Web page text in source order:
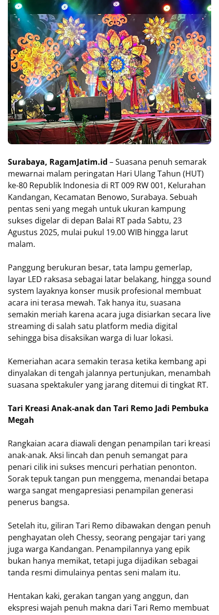
Surabaya, RagamJatim.id – Suasana penuh semarak
mewarnai malam peringatan Hari Ulang Tahun (HUT)
ke-80 Republik Indonesia di RT 009 RW 001, Kelurahan
Kandangan, Kecamatan Benowo, Surabaya. Sebuah
pentas seni yang megah untuk ukuran kampung
sukses digelar di depan Balai RT pada Sabtu, 23
Agustus 2025, mulai pukul 19.00 WIB hingga larut
malam.
Panggung berukuran besar, tata lampu gemerlap,
layar LED raksasa sebagai latar belakang, hingga sound
system layaknya konser musik profesional membuat
acara ini terasa mewah. Tak hanya itu, suasana
semakin meriah karena acara juga disiarkan secara live
streaming di salah satu platform media digital
sehingga bisa disaksikan warga di luar lokasi.
Kemeriahan acara semakin terasa ketika kembang api
dinyalakan di tengah jalannya pertunjukan, menambah
suasana spektakuler yang jarang ditemui di tingkat RT.
Tari Kreasi Anak-anak dan Tari Remo Jadi Pembuka
Megah
Rangkaian acara diawali dengan penampilan tari kreasi
anak-anak. Aksi lincah dan penuh semangat para
penari cilik ini sukses mencuri perhatian penonton.
Sorak tepuk tangan pun menggema, menandai betapa
warga sangat mengapresiasi penampilan generasi
penerus bangsa.
Setelah itu, giliran Tari Remo dibawakan dengan penuh
penghayatan oleh Chessy, seorang pengajar tari yang
juga warga Kandangan. Penampilannya yang epik
bukan hanya memikat, tetapi juga dijadikan sebagai
tanda resmi dimulainya pentas seni malam itu.
Hentakan kaki, gerakan tangan yang anggun, dan
ekspresi wajah penuh makna dari Tari Remo membuat